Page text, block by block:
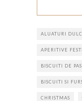
ALUATURI
APERITIVE
BISCUITI DE
BISCUITI SI
CHRISTMAS